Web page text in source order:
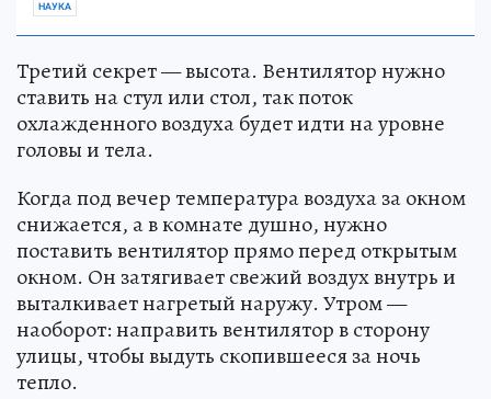
НАУКА
Третий секрет — высота. Вентилятор нужно
ставить на стул или стол, так поток
охлажденного воздуха будет идти на уровне
головы и тела.
Когда под вечер температура воздуха за окном
снижается, а в комнате душно, нужно
поставить вентилятор прямо перед открытым
окном. Он затягивает свежий воздух внутрь и
выталкивает нагретый наружу. Утром —
наоборот: направить вентилятор в сторону
улицы, чтобы выдуть скопившееся за ночь
тепло.